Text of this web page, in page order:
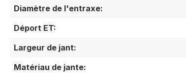
Diamètre de l'entraxe:
Déport ET:
Largeur de jant:
Matériau de jante: